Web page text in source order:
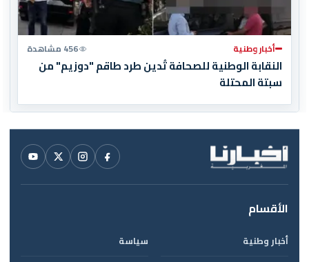
أخبار وطنية 456 مشاهدة
النقابة الوطنية للصحافة تُدين طرد طاقم "دوزيم" من
سبتة المحتلة
الأقسام
أخبار وطنية
سياسة